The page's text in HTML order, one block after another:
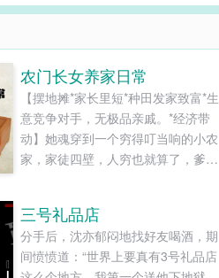
农门长女养家日常
【摆地摊*家长里短*种田发家致富*生
意竞争对手，无极品亲戚。*经济带
动】她魂穿到一个穷得叮当响的小农
家，家徒四壁，人穷也就算了，爹娘
母，下方则有年幼的弟弟妹妹们吵嚷
着肚子饿。家中的顶梁柱，为了养家
糊口，一次意外成了残疾人。而她的
三号礼品店
分手后，沈亦郁闷地找好友喝酒，期
间愤愤道：“世界上要真有3号礼品店